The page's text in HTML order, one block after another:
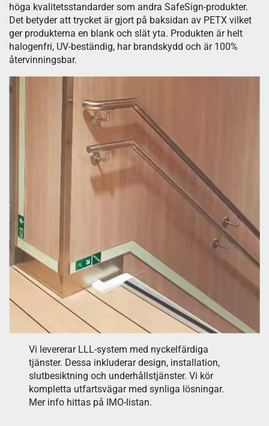
höga kvalitetsstandarder som andra SafeSign-produkter.
Det betyder att trycket är gjort på baksidan av PETX vilket
ger produkterna en blank och slät yta. Produkten är helt
halogenfri, UV-beständig, har brandskydd och är 100%
återvinningsbar.
Vi levererar LLL-system med nyckelfärdiga
tjänster. Dessa inkluderar design, installation,
slutbesiktning och underhållstjänster. Vi kör
kompletta utfartsvägar med synliga lösningar.
Mer info hittas på IMO-listan.